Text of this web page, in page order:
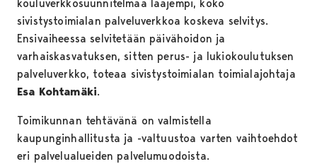
kouluverkkosuunnitelmaa laajempi, koko
sivistystoimialan palveluverkkoa koskeva selvitys.
Ensivaiheessa selvitetään päivähoidon ja
varhaiskasvatuksen, sitten perus- ja lukiokoulutuksen
palveluverkko, toteaa sivistystoimialan toimialajohtaja
Esa Kohtamäki.
Toimikunnan tehtävänä on valmistella
kaupunginhallitusta ja -valtuustoa varten vaihtoehdot
eri palvelualueiden palvelumuodoista.